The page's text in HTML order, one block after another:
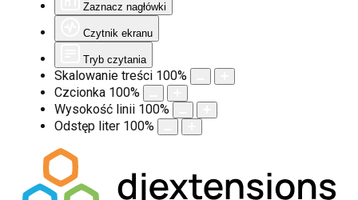
Zaznacz nagłówki
Czytnik ekranu
Tryb czytania
Skalowanie treści 100%
Czcionka 100%
Wysokość linii 100%
Odstęp liter 100%